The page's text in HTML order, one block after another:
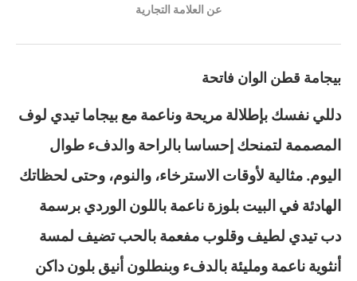
عن العلامة التجارية
بيجامة قطن الوان فاتحة
دللي نفسك بإطلالة مريحة وناعمة مع بيجاما تيدي لوف
المصممة لتمنحك إحساسا بالراحة والدفء طوال
اليوم. مثالية لأوقات الاسترخاء، والنوم، وحتى لحظاتك
الهادئة في البيت بلوزة ناعمة باللون الوردي برسمة
دب تيدي لطيف وقلوب مفعمة بالحب تضيف لمسة
أنثوية ناعمة ومليئة بالدفء وبنطلون أنيق بلون داكن